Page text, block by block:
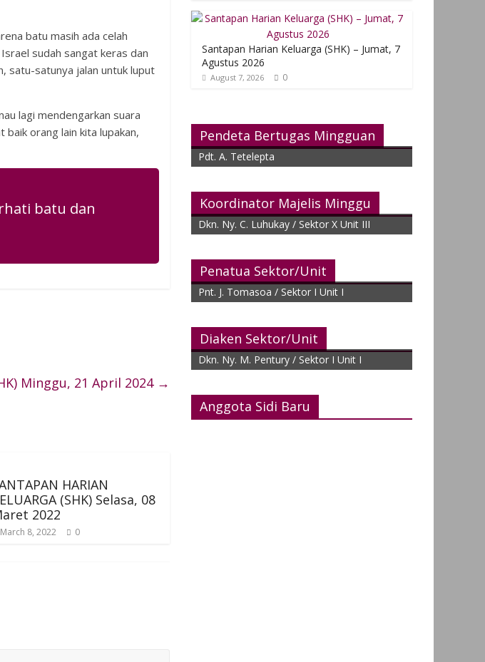
batu masih ada celah
sudah sangat keras dan
satu-satunya jalan untuk luput
lagi mendengarkan suara
baik orang lain kita lupakan,
batu dan
Minggu, 21 April 2024 →
HARIAN
(SHK) Selasa, 08
2022
March 8, 2022 0
Santapan Harian Keluarga (SHK) – Jumat, 7
Agustus 2026
August 7, 2026 0
Pendeta Bertugas Mingguan
Pdt. A. Tetelepta
Koordinator Majelis Minggu
Dkn. Ny. C. Luhukay / Sektor X Unit III
Penatua Sektor/Unit
Pnt. J. Tomasoa / Sektor I Unit I
Diaken Sektor/Unit
Dkn. Ny. M. Pentury / Sektor I Unit I
Anggota Sidi Baru